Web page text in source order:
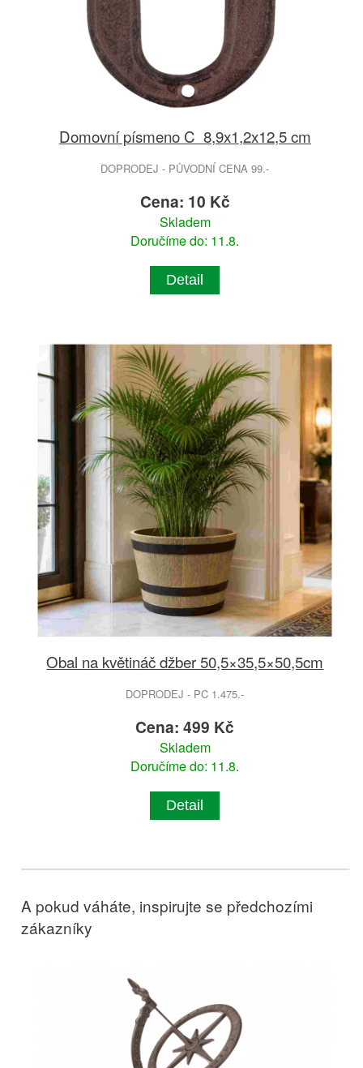
Domovní písmeno C 8,9x1,2x12,5 cm
DOPRODEJ - PŮVODNÍ CENA 99.-
Cena: 10 Kč
Skladem
Doručíme do: 11.8.
Detail
Obal na květináč džber 50,5×35,5×50,5cm
DOPRODEJ - PC 1.475.-
Cena: 499 Kč
Skladem
Doručíme do: 11.8.
Detail
A pokud váháte, inspirujte se předchozími
zákazníky